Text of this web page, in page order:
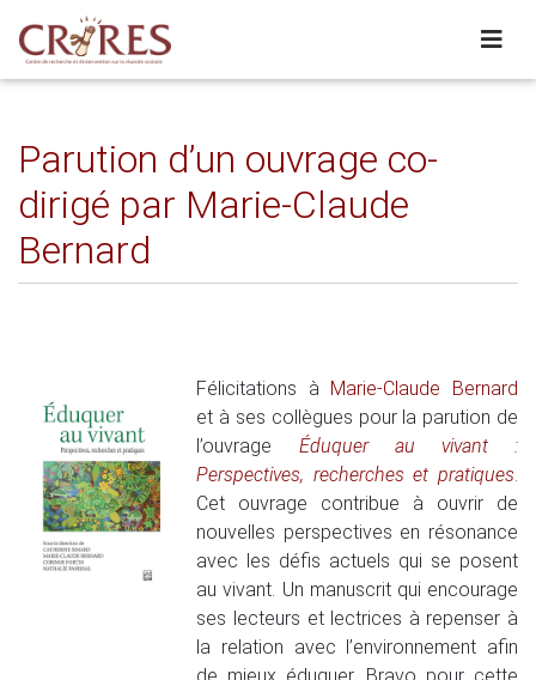
Parution d’un ouvrage co-
dirigé par Marie-Claude
Bernard
Félicitations à Marie-Claude Bernard
et à ses collègues pour la parution de
l’ouvrage Éduquer au vivant :
Perspectives, recherches et pratiques.
Cet ouvrage contribue à ouvrir de
nouvelles perspectives en résonance
avec les défis actuels qui se posent
au vivant. Un manuscrit qui encourage
ses lecteurs et lectrices à repenser à
la relation avec l’environnement afin